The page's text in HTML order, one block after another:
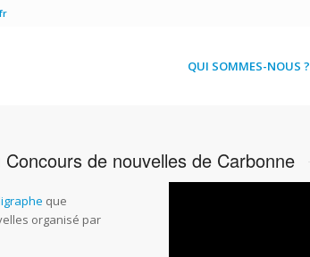
QUI SOMMES-NOUS ?
de nouvelles de Carbonne
que
organisé par